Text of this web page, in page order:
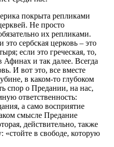
покрыта репликами
Не просто
их репликами.
сербская церковь – это
если это греческая, то,
Афинах и так далее. Всегда
И вот это, все вместе
в каком-то глубоком
спор о Предании, на нас,
ответственность:
а само восприятие
смысле Предание
действительно, также
«стойте в свободе, которую